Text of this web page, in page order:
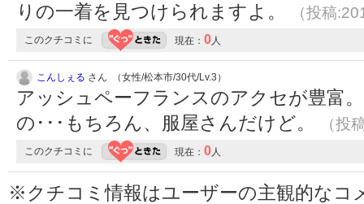
りの一着を見つけられますよ。
（投稿
このクチコミに 現在： 0人
こんしぇる さん （女性/松本市/30代/Lv.3）
アッシュペーフランスのアクセが豊富
の･･･もちろん、服屋さんだけど。
（投
このクチコミに 現在： 0人
※クチコミ情報はユーザーの主観的なコ